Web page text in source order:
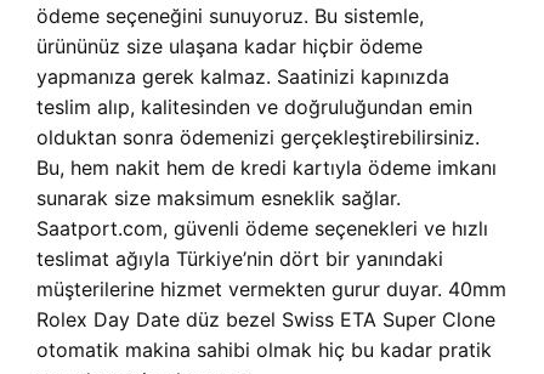
ödeme seçeneğini sunuyoruz. Bu sistemle,
ürününüz size ulaşana kadar hiçbir ödeme
yapmanıza gerek kalmaz. Saatinizi kapınızda
teslim alıp, kalitesinden ve doğruluğundan emin
olduktan sonra ödemenizi gerçekleştirebilirsiniz.
Bu, hem nakit hem de kredi kartıyla ödeme imkanı
sunarak size maksimum esneklik sağlar.
Saatport.com, güvenli ödeme seçenekleri ve hızlı
teslimat ağıyla Türkiye’nin dört bir yanındaki
müşterilerine hizmet vermekten gurur duyar. 40mm
Rolex Day Date düz bezel Swiss ETA Super Clone
otomatik makina sahibi olmak hiç bu kadar pratik